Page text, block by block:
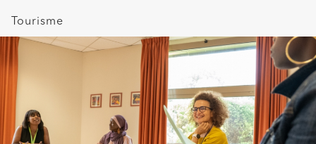
Tourisme